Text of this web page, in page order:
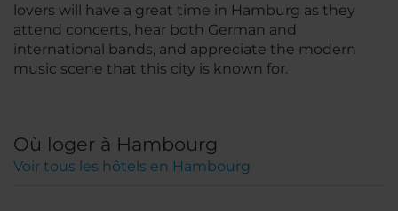
lovers will have a great time in Hamburg as they
attend concerts, hear both German and
international bands, and appreciate the modern
music scene that this city is known for.
Où loger à Hambourg
Voir tous les hôtels en Hambourg